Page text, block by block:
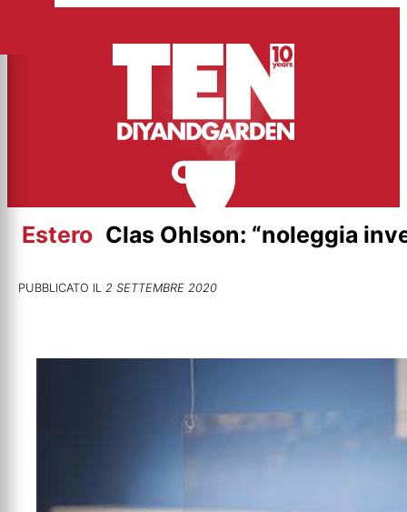
contenuto
Estero Clas Ohlson: “noleggia
PUBBLICATO IL 2 SETTEMBRE 2020